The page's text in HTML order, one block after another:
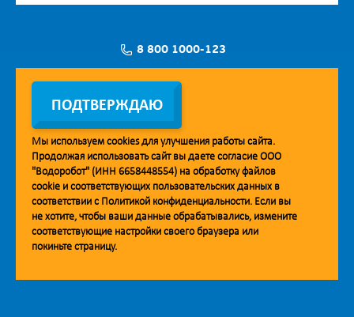
8 800 1000-123
Заявка на установку
Мобильное приложение Vodorobot
ПОДТВЕРЖДАЮ
Мы используем cookiesдля улучшения работы сайта.
Продолжая использовать сайт вы даете согласие ООО
"Водоробот" (ИНН 6658448554) на обработку файлов
cookie и соответствующих пользовательских данных в
соответствии с Политикой конфиденциальности. Если вы
не хотите, чтобы ваши данные обрабатывались, измените
соответствующие настройки своего браузера или
покиньте страницу.